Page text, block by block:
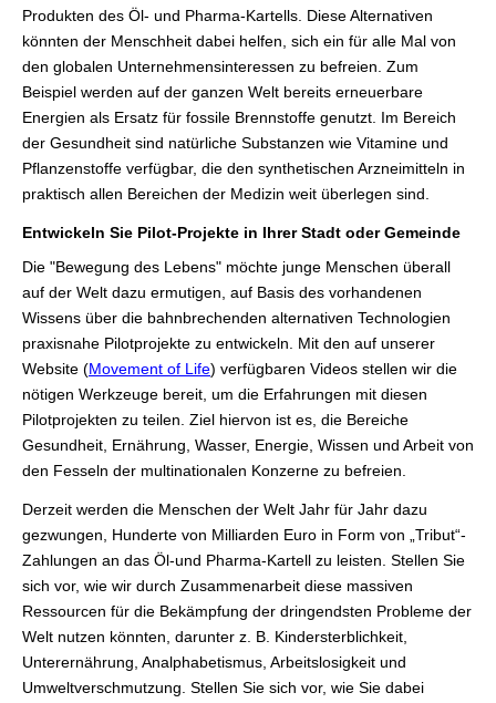
Produkten des Öl- und Pharma-Kartells. Diese Alternativen
könnten der Menschheit dabei helfen, sich ein für alle Mal von
den globalen Unternehmensinteressen zu befreien. Zum
Beispiel werden auf der ganzen Welt bereits erneuerbare
Energien als Ersatz für fossile Brennstoffe genutzt. Im Bereich
der Gesundheit sind natürliche Substanzen wie Vitamine und
Pflanzenstoffe verfügbar, die den synthetischen Arzneimitteln in
praktisch allen Bereichen der Medizin weit überlegen sind.
Entwickeln Sie Pilot-Projekte in Ihrer Stadt oder Gemeinde
Die "Bewegung des Lebens" möchte junge Menschen überall
auf der Welt dazu ermutigen, auf Basis des vorhandenen
Wissens über die bahnbrechenden alternativen Technologien
praxisnahe Pilotprojekte zu entwickeln. Mit den auf unserer
Website (Movement of Life) verfügbaren Videos stellen wir die
nötigen Werkzeuge bereit, um die Erfahrungen mit diesen
Pilotprojekten zu teilen. Ziel hiervon ist es, die Bereiche
Gesundheit, Ernährung, Wasser, Energie, Wissen und Arbeit von
den Fesseln der multinationalen Konzerne zu befreien.
Derzeit werden die Menschen der Welt Jahr für Jahr dazu
gezwungen, Hunderte von Milliarden Euro in Form von „Tribut“-
Zahlungen an das Öl-und Pharma-Kartell zu leisten. Stellen Sie
sich vor, wie wir durch Zusammenarbeit diese massiven
Ressourcen für die Bekämpfung der dringendsten Probleme der
Welt nutzen könnten, darunter z. B. Kindersterblichkeit,
Unterernährung, Analphabetismus, Arbeitslosigkeit und
Umweltverschmutzung. Stellen Sie sich vor, wie Sie dabei